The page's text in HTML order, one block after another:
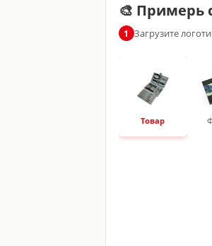
🎨 Примерь
1 Загрузите
Товар